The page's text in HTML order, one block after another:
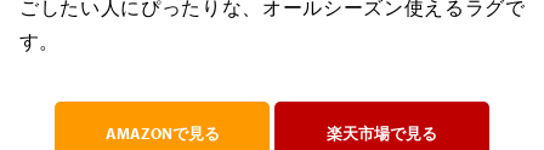
ごしたい人にぴったりな、オールシーズン使えるラグで
す。
AMAZONで見る 楽天市場で見る